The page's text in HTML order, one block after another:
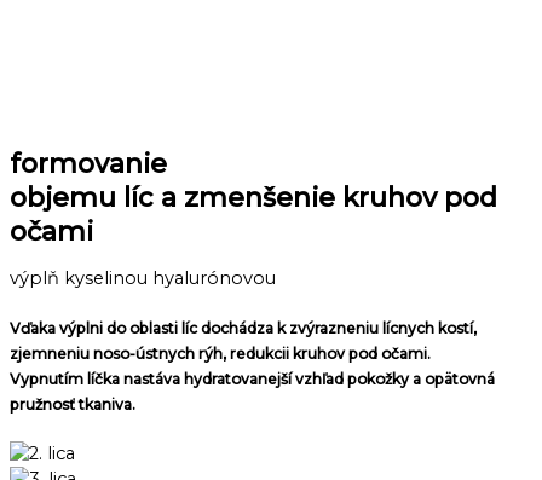
formovanie
objemu líc a zmenšenie kruhov pod
očami
výplň kyselinou hyalurónovou
Vďaka výplni do oblasti líc dochádza k zvýrazneniu lícnych kostí,
zjemneniu noso-ústnych rýh, redukcii kruhov pod očami.
Vypnutím líčka nastáva hydratovanejší vzhľad pokožky a opätovná
pružnosť tkaniva.